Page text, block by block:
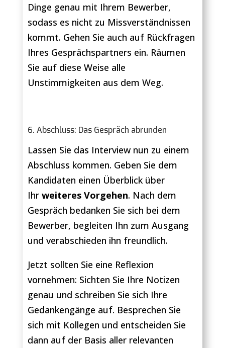
Dinge genau mit Ihrem Bewerber,
sodass es nicht zu Missverständnissen
kommt. Gehen Sie auch auf Rückfragen
Ihres Gesprächspartners ein. Räumen
Sie auf diese Weise alle
Unstimmigkeiten aus dem Weg.
6. Abschluss: Das Gespräch abrunden
Lassen Sie das Interview nun zu einem
Abschluss kommen. Geben Sie dem
Kandidaten einen Überblick über
Ihr weiteres Vorgehen. Nach dem
Gespräch bedanken Sie sich bei dem
Bewerber, begleiten Ihn zum Ausgang
und verabschieden ihn freundlich.
Jetzt sollten Sie eine Reflexion
vornehmen: Sichten Sie Ihre Notizen
genau und schreiben Sie sich Ihre
Gedankengänge auf. Besprechen Sie
sich mit Kollegen und entscheiden Sie
dann auf der Basis aller relevanten